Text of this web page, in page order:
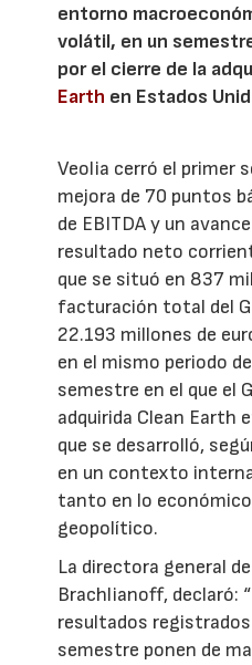
entorno
volátil, en un
por el cierre de la
Earth en Estados
Veolia cerró el primer
mejora de 70 puntos
de EBITDA y un
resultado neto
que se situó en 837
facturación total del
22.193 millones de
en el mismo periodo
semestre en el que el
adquirida Clean Earth
que se desarrolló,
en un contexto
tanto en lo
geopolítico.
La directora general
Brachlianoff, declaró:
resultados
semestre ponen de